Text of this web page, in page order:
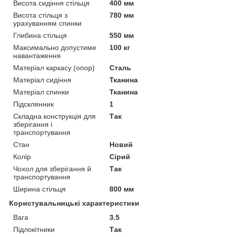
Висота сидіння стільця
400 мм
Висота стільця з
урахуванням спинки
780 мм
Глибина стільця
550 мм
Максимально допустиме
навантаження
100 кг
Матеріал каркасу (опор)
Сталь
Матеріал сидіння
Тканина
Матеріал спинки
Тканина
Підсклянник
1
Складна конструкція для
зберігання і
транспортування
Так
Стан
Новий
Колір
Сірий
Чохол для зберігання й
транспортування
Так
Ширина стільця
800 мм
Користувальницькі характеристики
Вага
3.5
Підлокітники
Так